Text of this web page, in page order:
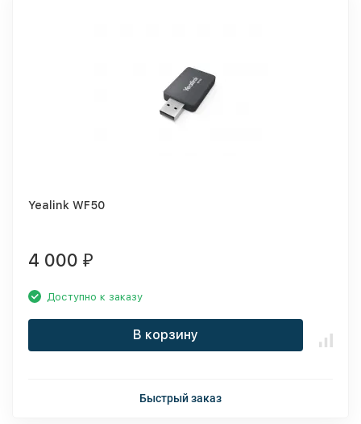
Yealink WF50
4 000 ₽
Доступно к заказу
В корзину
Быстрый заказ